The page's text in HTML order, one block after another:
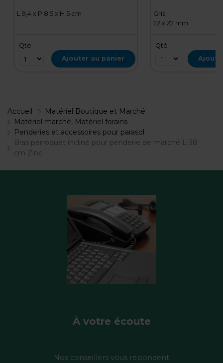
L 9,4 x P 8,5 x H 5 cm
Qté
Ajouter au panier
Gris
22 x 22 mm
Qté
Accueil
Matériel Boutique et Marché
Matériel marché, Matériel forains
Penderies et accessoires pour parasol
Bras perroquet incliné pour penderie de marché L 38
cm Zinc
À votre écoute
Nos conseillers vous répondent